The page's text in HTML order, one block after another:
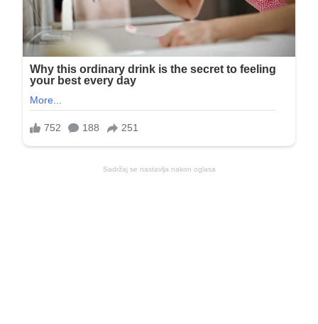
Sadržaj se nastavlja nakon oglasa